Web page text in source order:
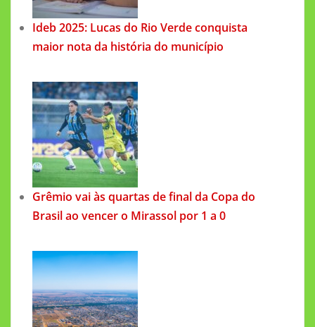
Ideb 2025: Lucas do Rio Verde conquista
maior nota da história do município
Grêmio vai às quartas de final da Copa do
Brasil ao vencer o Mirassol por 1 a 0